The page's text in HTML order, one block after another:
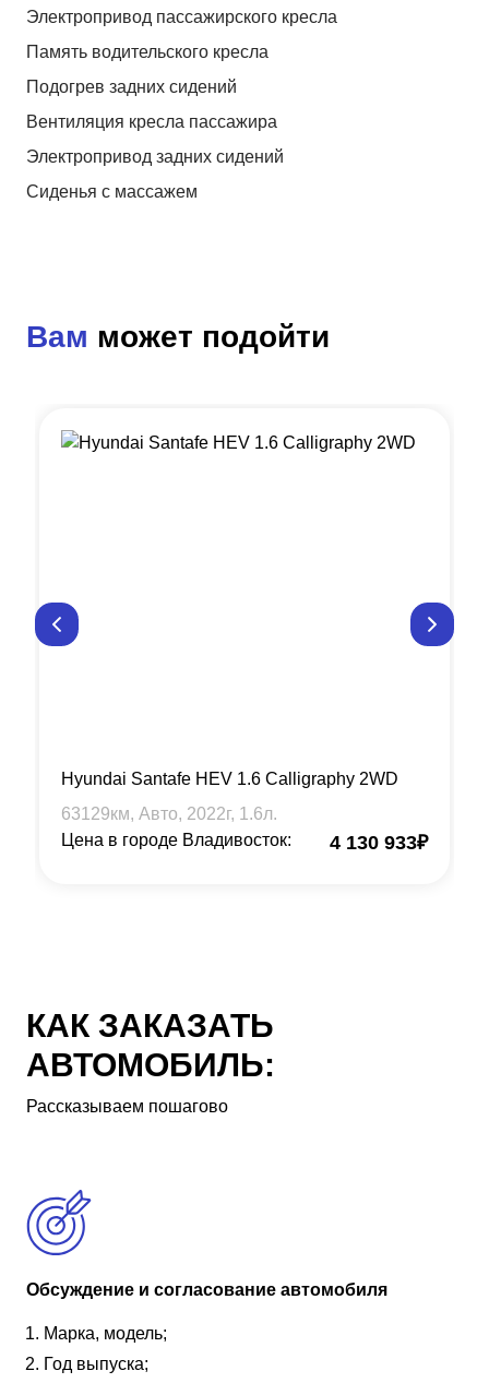
Электропривод пассажирского кресла
Память водительского кресла
Подогрев задних сидений
Вентиляция кресла пассажира
Электропривод задних сидений
Сиденья с массажем
Вам может подойти
Hyundai Santafe HEV 1.6 Calligraphy 2WD
63129км, Авто, 2022г, 1.6л.
Цена в городе Владивосток:
4 130 933₽
КАК ЗАКАЗАТЬ
АВТОМОБИЛЬ:
Рассказываем пошагово
Обсуждение и согласование автомобиля
Марка, модель;
Год выпуска;